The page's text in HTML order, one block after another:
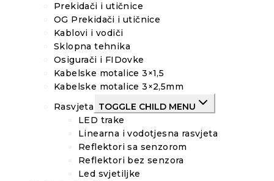
Prekidači i utičnice
OG Prekidači i utičnice
Kablovi i vodiči
Sklopna tehnika
Osigurači i FIDovke
Kabelske motalice 3×1,5
Kabelske motalice 3×2,5mm
Rasvjeta TOGGLE CHILD MENU
LED trake
Linearna i vodotjesna rasvjeta
Reflektori sa senzorom
Reflektori bez senzora
Led svjetiljke